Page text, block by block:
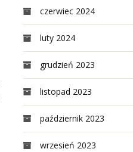
czerwiec 2024
luty 2024
grudzień 2023
listopad 2023
październik 2023
wrzesień 2023